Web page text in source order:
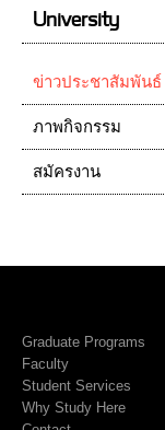
University
ข่าวประชาสัมพันธ์
ภาพกิจกรรม
สมัครงาน
Graduate Programs
Faculty
Student Services
Why Study Here